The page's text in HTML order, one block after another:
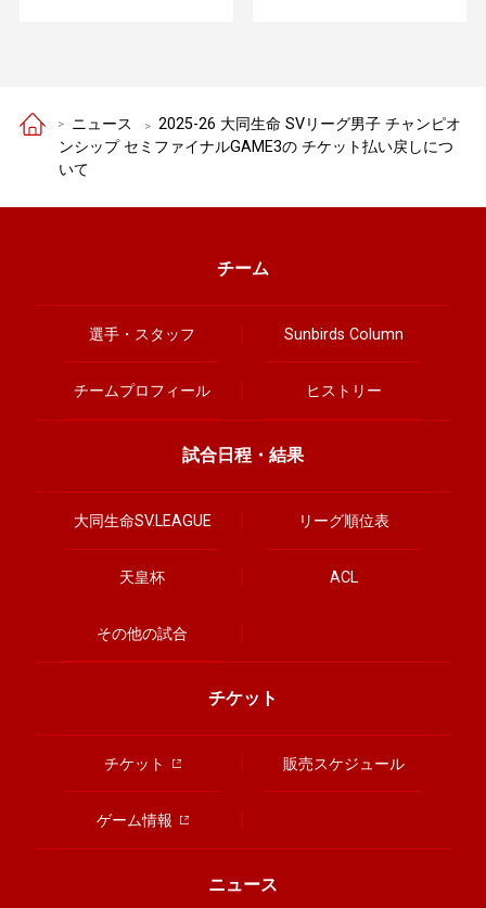
ニュース
2025-26 大同生命 SVリーグ男子 チャンピオ
ンシップ セミファイナルGAME3の チケット払い戻しにつ
いて
チーム
選手・スタッフ Sunbirds Column
チームプロフィール ヒストリー
試合日程・結果
大同生命SV.LEAGUE リーグ順位表
天皇杯 ACL
その他の試合
チケット
チケット 販売スケジュール
ゲーム情報
ニュース